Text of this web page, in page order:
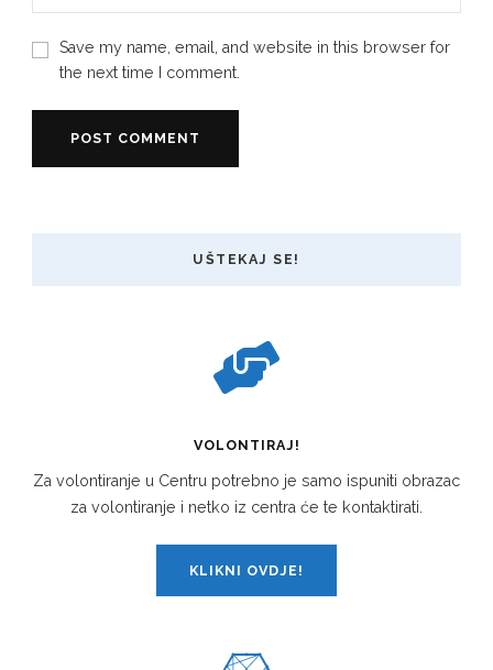
Save my name, email, and website in this browser for
the next time I comment.
UŠTEKAJ SE!
VOLONTIRAJ!
Za volontiranje u Centru potrebno je samo ispuniti obrazac
za volontiranje i netko iz centra će te kontaktirati.
KLIKNI OVDJE!